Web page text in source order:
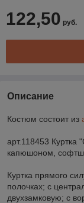
122,50 руб.
Описание
Костюм состоит из
арт.118453
капюшоном,
Куртка прямого
полочках; с
двухзамковую; с